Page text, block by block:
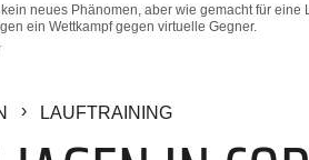
neues Phänomen, aber wie gemacht für
ein Wettkampf gegen virtuelle Gegner.
LAUFTRAINING